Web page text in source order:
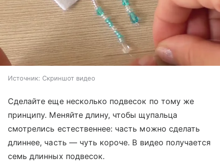
Источник: Скриншот видео
Сделайте еще несколько подвесок по тому же
принципу. Меняйте длину, чтобы щупальца
смотрелись естественнее: часть можно сделать
длиннее, часть — чуть короче. В видео получается
семь длинных подвесок.